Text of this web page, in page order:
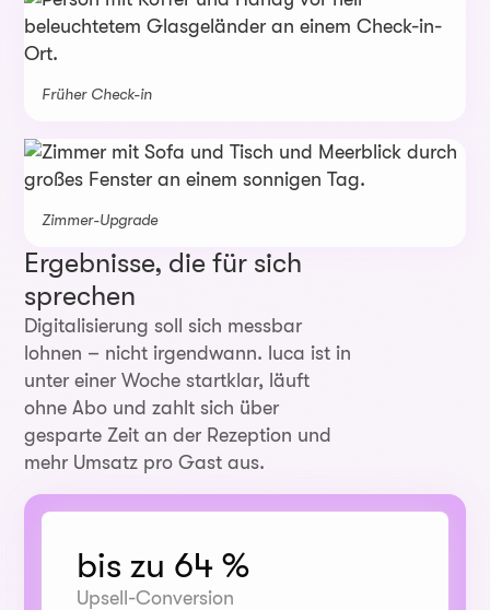
Früher Check-in
Zimmer-Upgrade
Ergebnisse, die für sich
sprechen
Digitalisierung soll sich messbar
lohnen – nicht irgendwann. luca ist in
unter einer Woche startklar, läuft
ohne Abo und zahlt sich über
gesparte Zeit an der Rezeption und
mehr Umsatz pro Gast aus.
bis zu 64 %
Upsell-Conversion